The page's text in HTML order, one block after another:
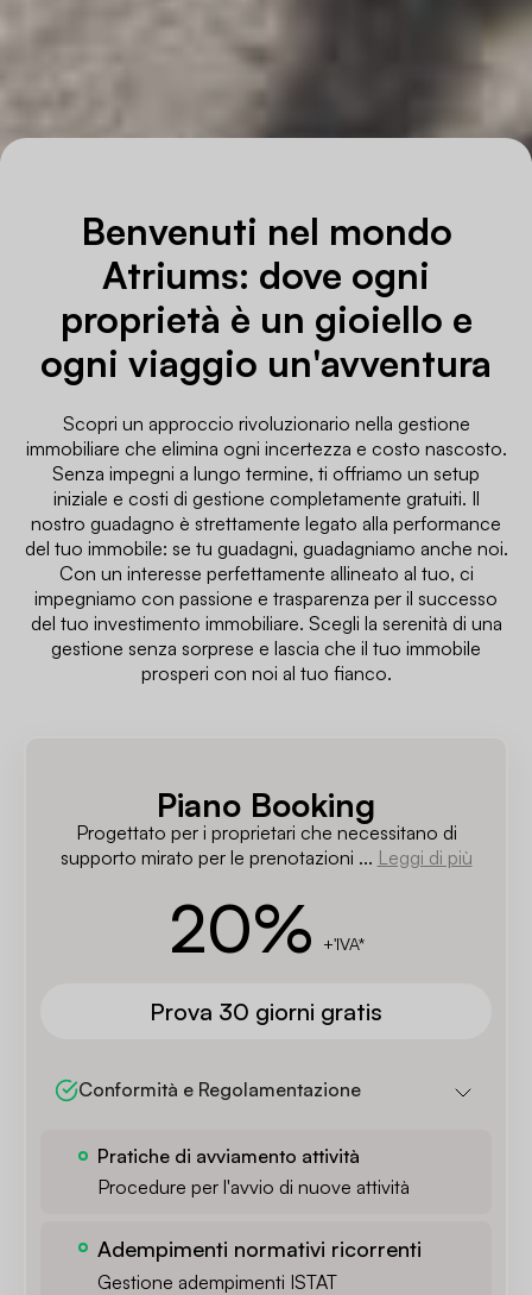
Benvenuti nel mondo
Atriums: dove ogni
proprietà è un gioiello e
ogni viaggio un'avventura
Scopri un approccio rivoluzionario nella gestione
immobiliare che elimina ogni incertezza e costo nascosto.
Senza impegni a lungo termine, ti offriamo un setup
iniziale e costi di gestione completamente gratuiti. Il
nostro guadagno è strettamente legato alla performance
del tuo immobile: se tu guadagni, guadagniamo anche noi.
Con un interesse perfettamente allineato al tuo, ci
impegniamo con passione e trasparenza per il successo
del tuo investimento immobiliare. Scegli la serenità di una
gestione senza sorprese e lascia che il tuo immobile
prosperi con noi al tuo fianco.
Piano Booking
Progettato per i proprietari che necessitano di
supporto mirato per le prenotazioni ... Leggi di più
20% +'IVA*
Prova 30 giorni gratis
Conformità e Regolamentazione
Pratiche di avviamento attività
Procedure per l'avvio di nuove attività
Adempimenti normativi ricorrenti
Gestione adempimenti ISTAT